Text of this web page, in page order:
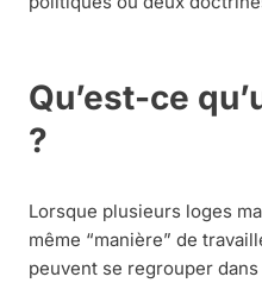
Qu’est-ce
?
Lorsque plusieurs loges
même “manière” de
peuvent se regrouper